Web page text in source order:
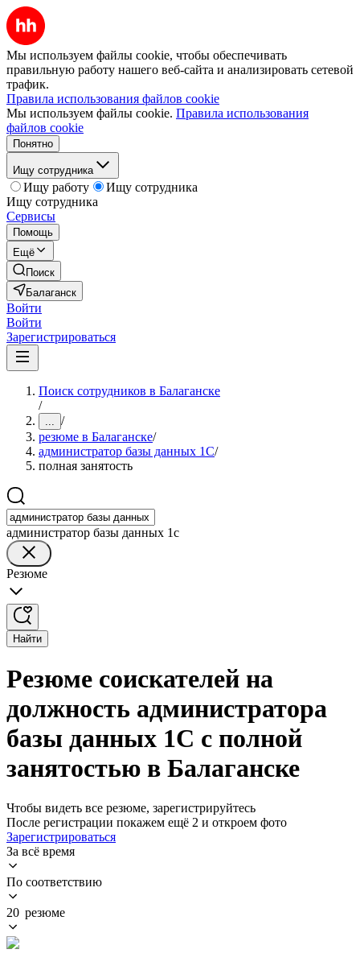
Мы используем файлы cookie, чтобы обеспечивать
правильную работу нашего веб-сайта и анализировать сетевой
трафик.
Правила использования файлов cookie
Мы используем файлы cookie. Правила использования
файлов cookie
Понятно
Ищу сотрудника
Ищу работу
Ищу сотрудника
Ищу сотрудника
Сервисы
Помощь
Ещё
Поиск
Балаганск
Войти
Войти
Зарегистрироваться
Поиск сотрудников в Балаганске
/
... /
резюме в Балаганске/
администратор базы данных 1С/
полная занятость
администратор базы данных 1с
Резюме
Найти
Резюме соискателей на
должность администратора
базы данных 1С с полной
занятостью в Балаганске
Чтобы видеть все резюме, зарегистрируйтесь
После регистрации покажем ещё 2 и откроем фото
Зарегистрироваться
За всё время
По соответствию
20 резюме